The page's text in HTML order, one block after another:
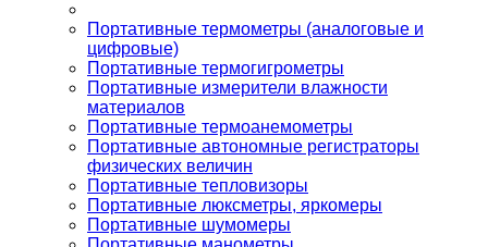
Портативные термометры (аналоговые и
цифровые)
Портативные термогигрометры
Портативные измерители влажности
материалов
Портативные термоанемометры
Портативные автономные регистраторы
физических величин
Портативные тепловизоры
Портативные люксметры, яркомеры
Портативные шумомеры